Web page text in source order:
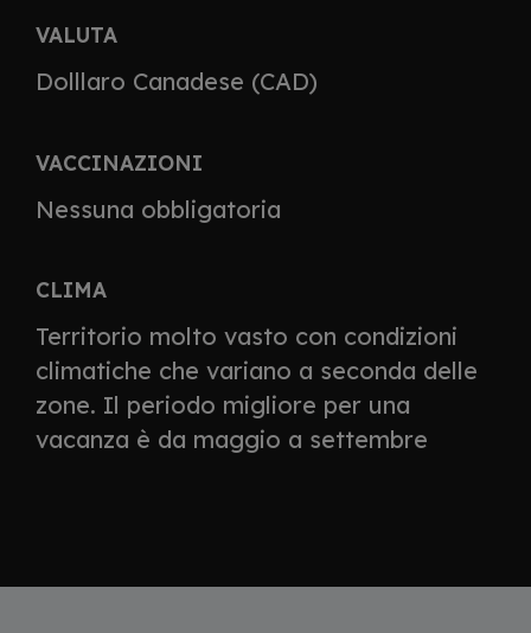
VALUTA
Dolllaro Canadese (CAD)
VACCINAZIONI
Nessuna obbligatoria
CLIMA
Territorio molto vasto con condizioni
climatiche che variano a seconda delle
zone. Il periodo migliore per una
vacanza è da maggio a settembre